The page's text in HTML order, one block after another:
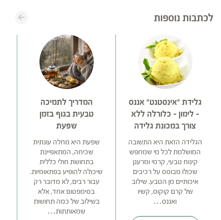
לכתבות נוספות
גלידת "אינסטנט" אננס
– לימון – כלורלה ללא
צורך במכונת גלידה
הגלידה הזאת היא התשובה
המושלמת לכל מי שמחפש
קינוח טבעי, קרמי ומרענן
שכולו מבוסס על רכיבים
איכותיים מן הטבע. שילוב
של קרם קוקוס, קשיו
ואננס…
המדריך לתמיכה
טבעית בגוף בזמן
שפעת
שפעת היא מחלה עונתית
שכיחה, המתאפיינת
בתחושת חולי כללית
שיכולה להופיע בפתאומיות.
עבור רבים, לא מדובר רק
בסימפטום אחד, אלא
בשילוב של כמה תחושות
שמאותתות…